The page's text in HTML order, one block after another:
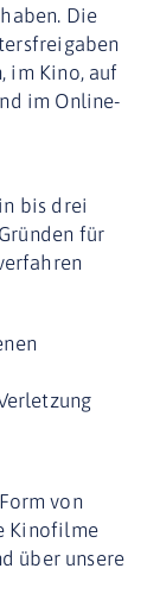
Die
im Kino, auf
im Online-
bis drei
Gründen für
von
Kinofilme
über unsere